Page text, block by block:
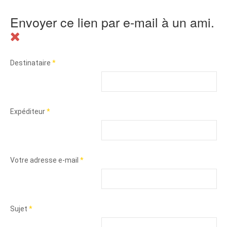
Envoyer ce lien par e-mail à un ami.
Destinataire *
Expéditeur*
Votre adresse e-mail *
Sujet *